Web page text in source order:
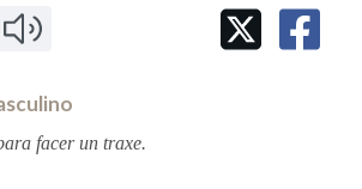
IDENTIDADE CORPORATIVA
MARCIAL DEL ADALID
FIGURAS HOMENAXEADAS
PRIMAVERA DAS LETRAS
Bluesky
facer un traxe.